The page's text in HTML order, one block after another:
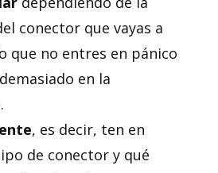
conector que vayas a
que no entres en pánico
en la
, es decir, ten en
de conector y qué